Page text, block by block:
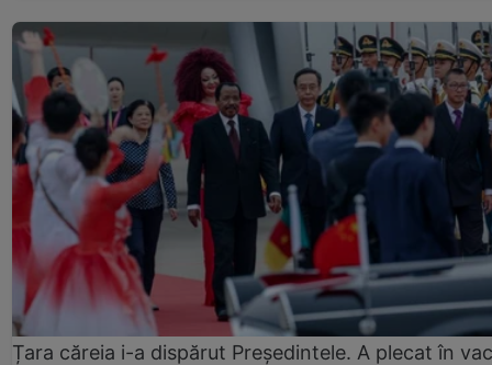
Țara căreia i-a dispărut Președintele. A plecat în